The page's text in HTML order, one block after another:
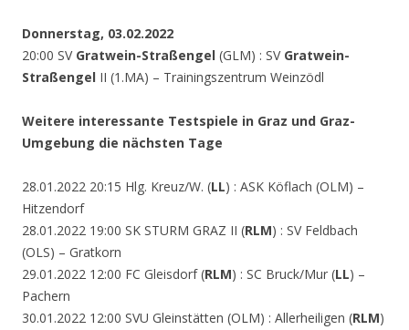
Donnerstag, 03.02.2022
20:00 SV Gratwein-Straßengel (GLM) : SV Gratwein-
Straßengel II (1.MA) – Trainingszentrum Weinzödl
Weitere interessante Testspiele in Graz und Graz-
Umgebung die nächsten Tage
28.01.2022 20:15 Hlg. Kreuz/W. (LL) : ASK Köflach (OLM) –
Hitzendorf
28.01.2022 19:00 SK STURM GRAZ II (RLM) : SV Feldbach
(OLS) – Gratkorn
29.01.2022 12:00 FC Gleisdorf (RLM) : SC Bruck/Mur (LL) –
Pachern
30.01.2022 12:00 SVU Gleinstätten (OLM) : Allerheiligen (RLM)